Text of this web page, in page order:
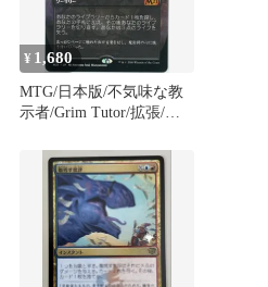
¥ 1,680
MTG/日本版/不気味な教
示者/Grim Tutor/拡張/ボ
2021/M21 315